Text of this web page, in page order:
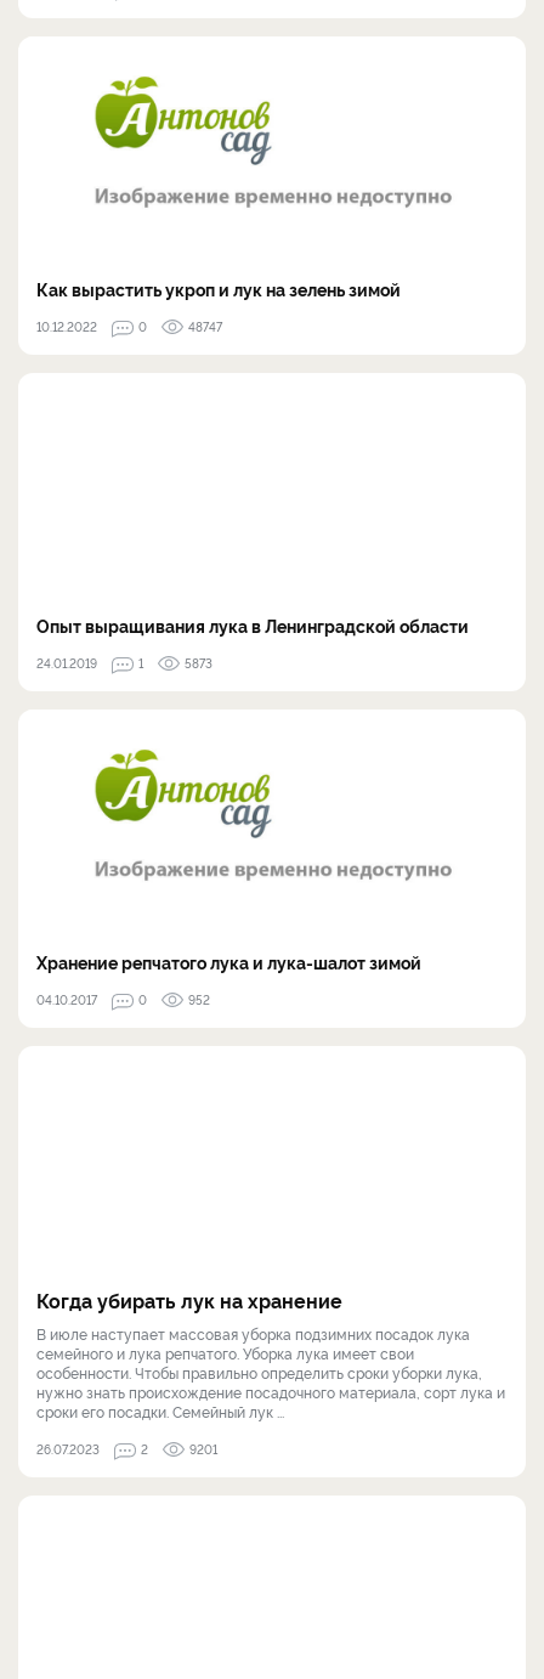
Как вырастить укроп и лук на зелень зимой
10.12.2022 0 48747
Опыт выращивания лука в Ленинградской области
24.01.2019 1 5873
Хранение репчатого лука и лука-шалот зимой
04.10.2017 0 952
Когда убирать лук на хранение
В июле наступает массовая уборка подзимних посадок лука
семейного и лука репчатого. Уборка лука имеет свои
особенности. Чтобы правильно определить сроки уборки лука,
нужно знать происхождение посадочного материала, сорт лука и
сроки его посадки. Семейный лук ...
26.07.2023 2 9201